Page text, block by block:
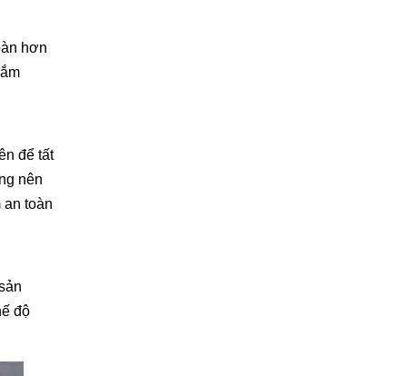
hơn
để tất
nên
toàn
độ